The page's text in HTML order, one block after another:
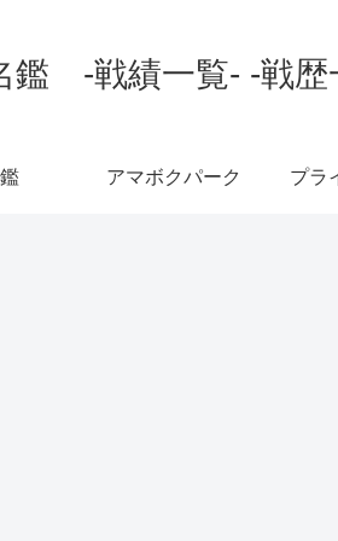
鑑 -戦績一覧- -戦歴
アマボクパーク プラ